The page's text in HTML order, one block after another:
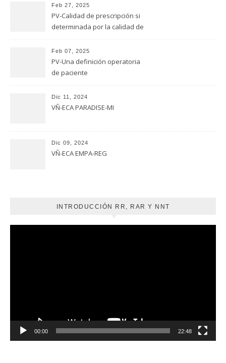
Feb 27, 2025
PV-Calidad de prescripción si
determinada por la calidad de
Feb 07, 2025
PV-Una definición operatoria
de paciente
Dic 11, 2024
VÑ-ECA PARADISE-MI
Dic 09, 2024
VÑ-ECA EMPA-REG
INTRODUCCIÓN RR, RAR Y NNT
00:00 22:48